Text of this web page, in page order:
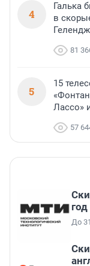
4
Галька
в
81
5
15
Лассо»
57
До